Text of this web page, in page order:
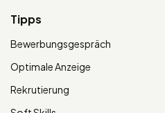
Tipps
Bewerbungsgespräch
Optimale Anzeige
Rekrutierung